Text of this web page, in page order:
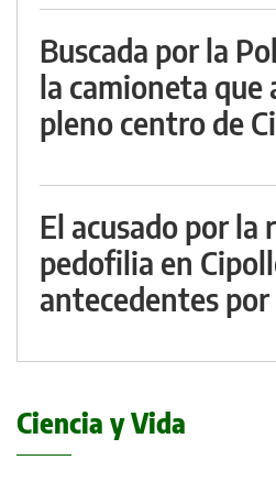
Buscada por la
la camioneta que
pleno centro de
El acusado por la
pedofilia en
antecedentes
Ciencia y Vida